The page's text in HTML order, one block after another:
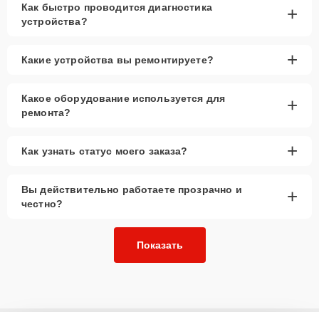
Как быстро проводится диагностика
устройства?
+
Какие устройства вы ремонтируете? +
Какое оборудование используется для
ремонта?
+
Как узнать статус моего заказа? +
Вы действительно работаете прозрачно и
честно?
+
Показать